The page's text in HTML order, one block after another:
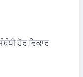
ਹੋਰ ਵਿਕਾਰ